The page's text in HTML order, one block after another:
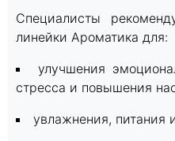
Специалисты
линейки Ароматика для:
улучшения
стресса и повышения
увлажнения, питания